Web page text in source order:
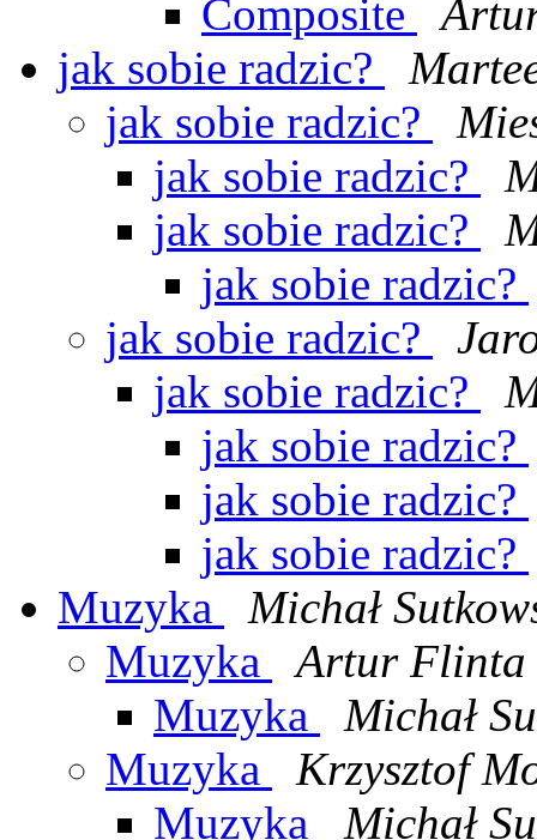
Composite
jak sobie radzic?
jak sobie radzic?
jak sobie radzic?
jak sobie radzic?
jak sobie radzic?
jak sobie radzic?
jak sobie radzic?
jak sobie radzic?
jak sobie radzic?
jak sobie radzic?
Muzyka
Michał
Muzyka
Artur Flinta
Muzyka
Michał
Muzyka
Krzysztof
Muzyka
Michał